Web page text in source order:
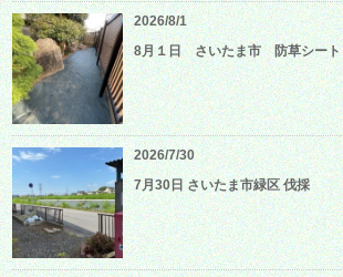
2026/8/1
8月１日 さいたま市 防草シート
2026/7/30
7月30日 さいたま市緑区 伐採